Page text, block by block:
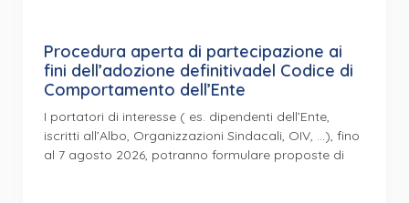
Procedura aperta di partecipazione ai
fini dell’adozione definitivadel Codice di
Comportamento dell’Ente
I portatori di interesse ( es. dipendenti dell’Ente,
iscritti all’Albo, Organizzazioni Sindacali, OIV, …), fino
al 7 agosto 2026, potranno formulare proposte di